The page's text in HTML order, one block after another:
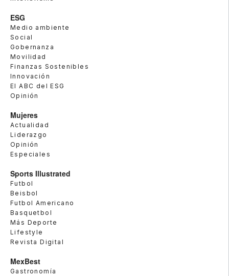
ESG
Medio ambiente
Social
Gobernanza
Movilidad
Finanzas Sostenibles
Innovación
El ABC del ESG
Opinión
Mujeres
Actualidad
Liderazgo
Opinión
Especiales
Sports Illustrated
Futbol
Beisbol
Futbol Americano
Basquetbol
Más Deporte
Lifestyle
Revista Digital
MexBest
Gastronomía